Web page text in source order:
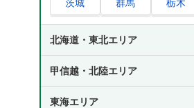
相談したい場合
行政書士｜預金解約や車の
相談したい場合
司法書士｜相続登記の無料
弁護士｜相続全般や相続争
無料相談をしたいとき
茨城 群馬 栃木
北海道・東北エリア
甲信越・北陸エリア
東海エリア